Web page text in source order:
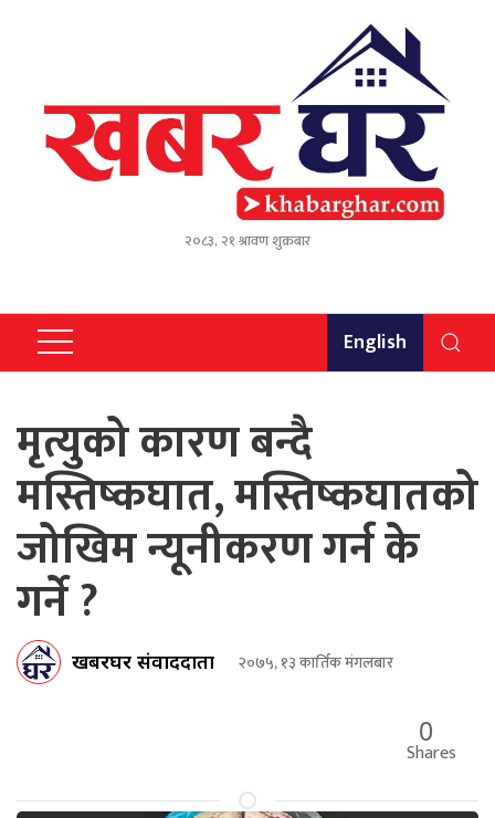
२०८३, २१ श्रावण शुक्रबार
English
मृत्युको कारण बन्दै
मस्तिष्कघात, मस्तिष्कघातको
जोखिम न्यूनीकरण गर्न के
गर्ने ?
खबरघर संवाददाता २०७५, १३ कार्तिक मंगलबार
0
Shares